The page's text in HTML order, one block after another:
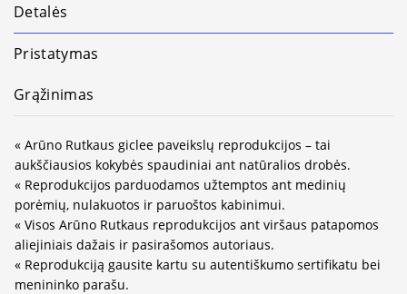
Detalės
Pristatymas
Grąžinimas
« Arūno Rutkaus giclee paveikslų reprodukcijos – tai
aukščiausios kokybės spaudiniai ant natūralios drobės.
« Reprodukcijos parduodamos užtemptos ant medinių
porėmių, nulakuotos ir paruoštos kabinimui.
« Visos Arūno Rutkaus reprodukcijos ant viršaus patapomos
aliejiniais dažais ir pasirašomos autoriaus.
« Reprodukciją gausite kartu su autentiškumo sertifikatu bei
menininko parašu.